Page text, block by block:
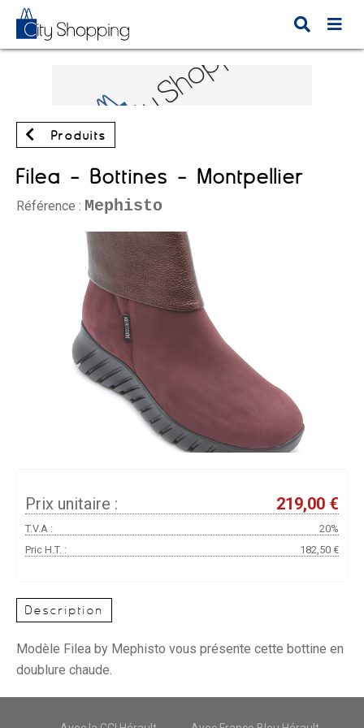
Produits
Filea - Bottines - Montpellier
Référence : Mephisto
Prix unitaire : 219,00 €
T.V.A :
20%
Pric H.T. :
182,50 €
Description
Modèle Filea by Mephisto vous présente cette bottine en
doublure chaude.